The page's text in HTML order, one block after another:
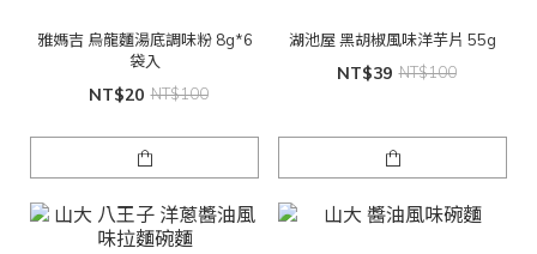
雅媽吉 烏龍麵湯底調味粉 8g*6
袋入
NT$20 NT$100
湖池屋 黑胡椒風味洋芋片 55g
NT$39 NT$100